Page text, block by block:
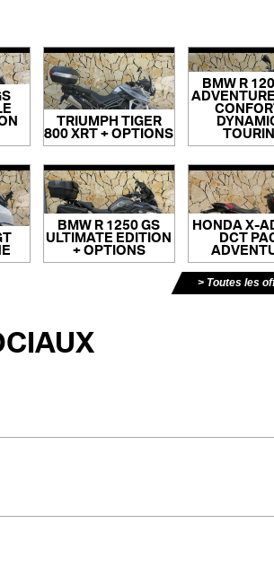
TRIUMPH TIGER
800 XRT + OPTIONS
BMW R
BMW R 1250 GS
ULTIMATE EDITION
+ OPTIONS
HONDA X-
DCT
Toutes les